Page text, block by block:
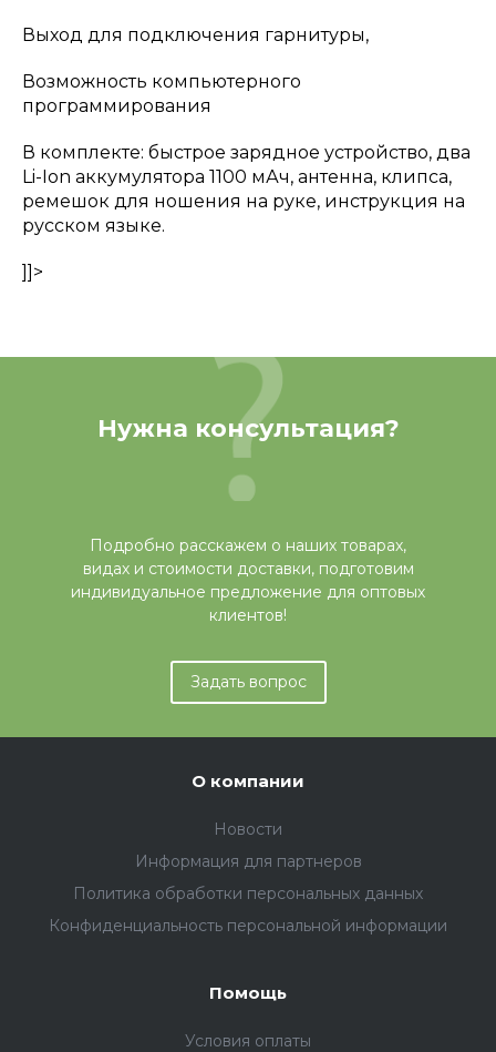
Выход для подключения гарнитуры,
Возможность компьютерного
программирования
В комплекте: быстрое зарядное устройство, два
Li-Ion аккумулятора 1100 мАч, антенна, клипса,
ремешок для ношения на руке, инструкция на
русском языке.
]]>
Нужна консультация?
Подробно расскажем о наших товарах,
видах и стоимости доставки, подготовим
индивидуальное предложение для оптовых
клиентов!
Задать вопрос
О компании
Новости
Информация для партнеров
Политика обработки персональных данных
Конфиденциальность персональной информации
Помощь
Условия оплаты